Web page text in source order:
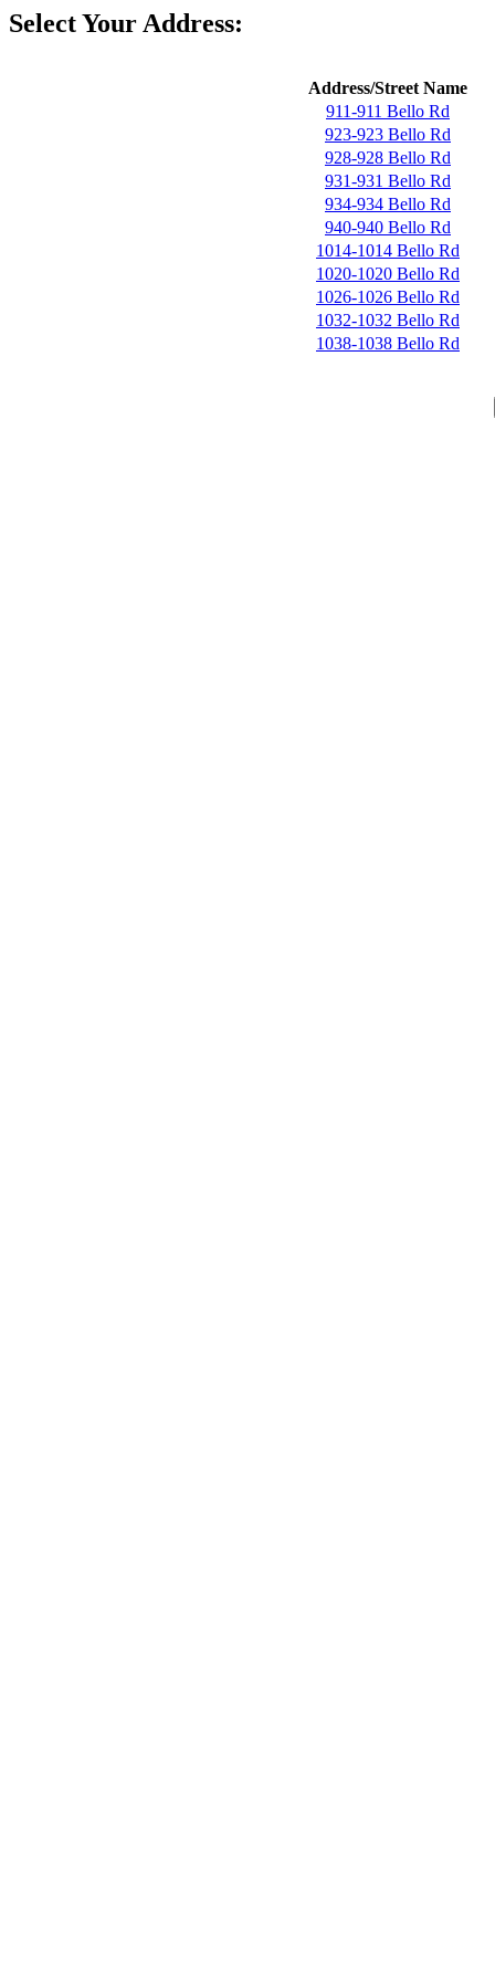
Select Your Address:
Address/Street Name
911-911 Bello Rd
923-923 Bello Rd
928-928 Bello Rd
931-931 Bello Rd
934-934 Bello Rd
940-940 Bello Rd
1014-1014 Bello Rd
1020-1020 Bello Rd
1026-1026 Bello Rd
1032-1032 Bello Rd
1038-1038 Bello Rd